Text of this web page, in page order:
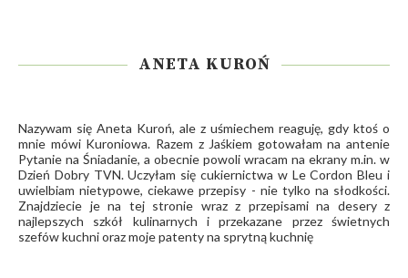
ANETA KUROŃ